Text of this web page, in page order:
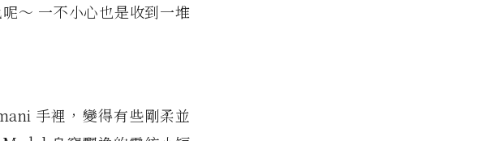
～ 一不小心也是收到一堆
手裡，變得有些剛柔並